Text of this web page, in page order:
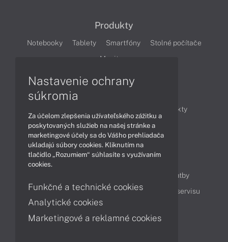
Produkty
Notebooky Tablety Smartfóny
Stolné počítače
Monitory
Produkty
Technológie
Videá
Obsah
Možnosti doručenia a platby
Podpora a servis
Servisné služby Cenník servisu
Kontakty
Nastavenie ochrany
súkromia
Za účelom zlepšenia užívateľského zážitku a
poskytovaných služieb na našej stránke a
marketingové účely sa do Vášho prehliadača
ukladajú súbory cookies. Kliknutím na
tlačidlo „Rozumiem“ súhlasíte s využívaním
cookies.
Funkčné a technické cookies
Analytické cookies
Marketingové a reklamné cookies